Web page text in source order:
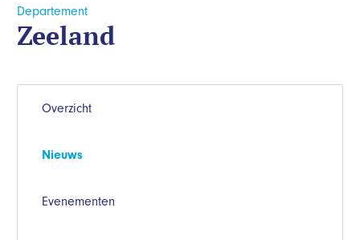
Departement
Zeeland
Overzicht
Nieuws
Evenementen